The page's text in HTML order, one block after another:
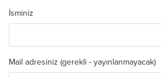
İsminiz
Mail adresiniz (gerekli - yayınlanmayacak)